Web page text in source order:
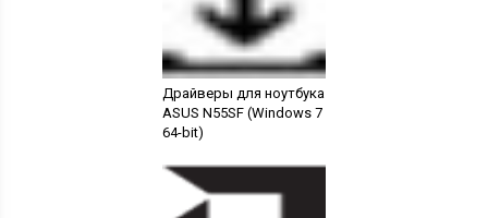
Драйверы для ноутбука
ASUS N55SF (Windows 7
64-bit)